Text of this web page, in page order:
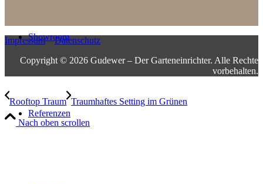
Showroom
Referenzen
Impressum
Datenschutz
Copyright © 2026 Gudewer – Der Garteneinrichter.­ ­Alle Rechte
vorbehalten.
Rooftop Traum Traumhaftes Setting im Grünen
Nach oben scrollen